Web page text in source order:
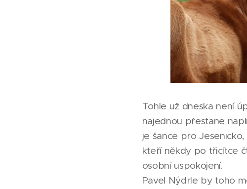
Tohle už dneska není
najednou přestane
je šance pro
kteří někdy po třicítce
osobní uspokojení.
Pavel Nýdrle by toho